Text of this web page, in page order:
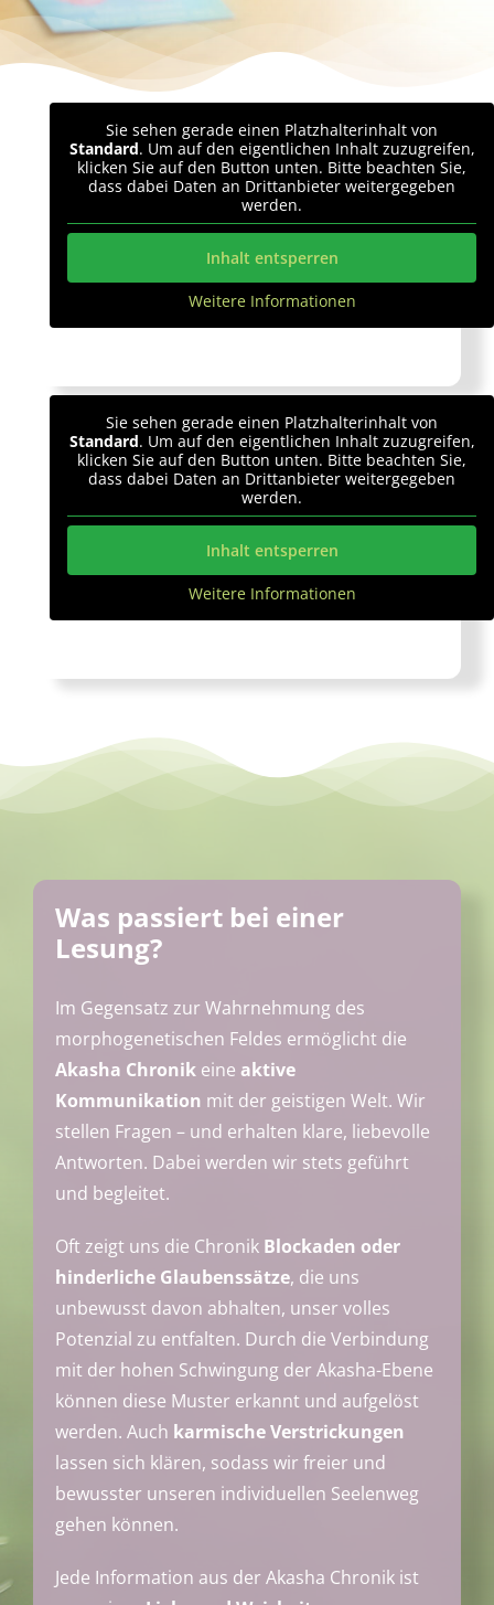
Sie sehen gerade einen Platzhalterinhalt von
Standard. Um auf den eigentlichen Inhalt zuzugreifen,
klicken Sie auf den Button unten. Bitte beachten Sie,
dass dabei Daten an Drittanbieter weitergegeben
werden.
Inhalt entsperren
Weitere Informationen
Sie sehen gerade einen Platzhalterinhalt von
Standard. Um auf den eigentlichen Inhalt zuzugreifen,
klicken Sie auf den Button unten. Bitte beachten Sie,
dass dabei Daten an Drittanbieter weitergegeben
werden.
Inhalt entsperren
Weitere Informationen
Was passiert bei einer
Lesung?
Im Gegensatz zur Wahrnehmung des
morphogenetischen Feldes ermöglicht die
Akasha Chronikeine aktive
Kommunikation mit der geistigen Welt. Wir
stellen Fragen – und erhalten klare, liebevolle
Antworten. Dabei werden wir stets geführt
und begleitet.
Oft zeigt uns die Chronik Blockaden oder
hinderliche Glaubenssätze, die uns
unbewusst davon abhalten, unser volles
Potenzial zu entfalten. Durch die Verbindung
mit der hohen Schwingung der Akasha-Ebene
können diese Muster erkannt und aufgelöst
werden. Auch karmische Verstrickungen
lassen sich klären, sodass wir freier und
bewusster unseren individuellen Seelenweg
gehen können.
Jede Information aus der Akasha Chronik ist